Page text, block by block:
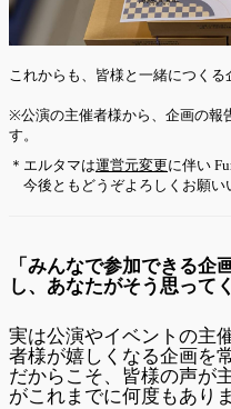
これからも、皆様と一緒につくる
※公演の主催者様から、企画の報
す。
＊エルタマは運営元変更に伴い
今後ともどうぞよろしくお願い
「みんなで参加できる
し、あなたがそう思って
実は公演やイベントの主
者様が嬉しくなる企画を
だからこそ、皆様の声が
がこれまでに何度もあり